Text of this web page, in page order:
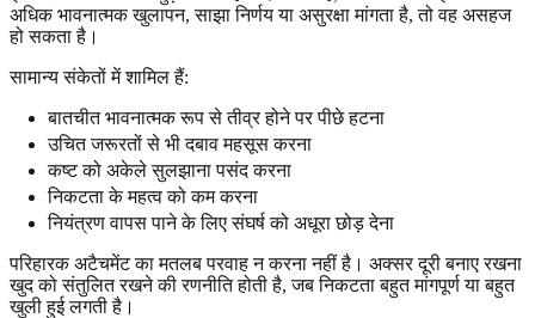
अधिक भावनात्मक खुलापन, साझा निर्णय या असुरक्षा मांगता है, तो वह असहज
हो सकता है।
सामान्य संकेतों में शामिल हैं:
बातचीत भावनात्मक रूप से तीव्र होने पर पीछे हटना
उचित जरूरतों से भी दबाव महसूस करना
कष्ट को अकेले सुलझाना पसंद करना
निकटता के महत्व को कम करना
नियंत्रण वापस पाने के लिए संघर्ष को अधूरा छोड़ देना
परिहारक अटैचमेंट का मतलब परवाह न करना नहीं है। अक्सर दूरी बनाए रखना
खुद को संतुलित रखने की रणनीति होती है, जब निकटता बहुत मांगपूर्ण या बहुत
खुली हुई लगती है।